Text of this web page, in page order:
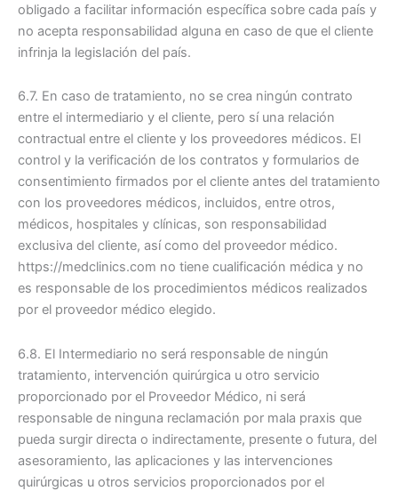
obligado a facilitar información específica sobre cada país y
no acepta responsabilidad alguna en caso de que el cliente
infrinja la legislación del país.
6.7. En caso de tratamiento, no se crea ningún contrato
entre el intermediario y el cliente, pero sí una relación
contractual entre el cliente y los proveedores médicos. El
control y la verificación de los contratos y formularios de
consentimiento firmados por el cliente antes del tratamiento
con los proveedores médicos, incluidos, entre otros,
médicos, hospitales y clínicas, son responsabilidad
exclusiva del cliente, así como del proveedor médico.
https://medclinics.com no tiene cualificación médica y no
es responsable de los procedimientos médicos realizados
por el proveedor médico elegido.
6.8. El Intermediario no será responsable de ningún
tratamiento, intervención quirúrgica u otro servicio
proporcionado por el Proveedor Médico, ni será
responsable de ninguna reclamación por mala praxis que
pueda surgir directa o indirectamente, presente o futura, del
asesoramiento, las aplicaciones y las intervenciones
quirúrgicas u otros servicios proporcionados por el